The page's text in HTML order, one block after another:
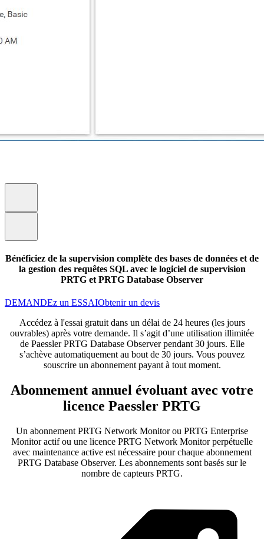
Bénéficiez de la supervision complète des bases de données et de
la gestion des requêtes SQL avec le logiciel de supervision
PRTG et PRTG Database Observer
DEMANDEz un ESSAIObtenir un devis
Accédez à l'essai gratuit dans un délai de 24 heures (les jours
ouvrables) après votre demande. Il s’agit d’une utilisation illimitée
de Paessler PRTG Database Observer pendant 30 jours. Elle
s’achève automatiquement au bout de 30 jours. Vous pouvez
souscrire un abonnement payant à tout moment.
Abonnement annuel évoluant avec votre
licence Paessler PRTG
Un abonnement PRTG Network Monitor ou PRTG Enterprise
Monitor actif ou une licence PRTG Network Monitor perpétuelle
avec maintenance active est nécessaire pour chaque abonnement
PRTG Database Observer. Les abonnements sont basés sur le
nombre de capteurs PRTG.